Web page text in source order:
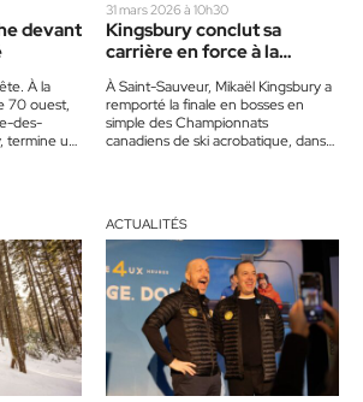
devant
À la
70 ouest,
des-
termine un
31 mars 2026 à 10h30
Kingsbury conclut sa
carrière en force à la
maison
À Saint-Sauveur, Mikaël Kingsbury a
remporté la finale en bosses en
simple des Championnats
canadiens de ski acrobatique, dans
ACTUALITÉS